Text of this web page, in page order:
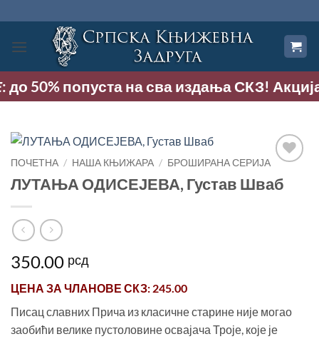
на
садржај
50% попуста на сва издања СКЗ! Акција
ПОЧЕТНА / НАША КЊИЖАРА / БРОШИРАНА СЕРИЈА
ЛУТАЊА ОДИСЕЈЕВА, Густав Шваб
350.00 рсд
ЦЕНА ЗА ЧЛАНОВЕ СКЗ: 245.00
Писац славних Прича из класичне старине није могао
заобићи велике пустоловине освајача Троје, које је